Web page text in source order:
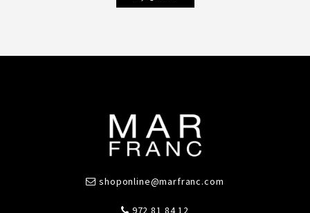
shoponline@marfranc.com
972 81 84 12